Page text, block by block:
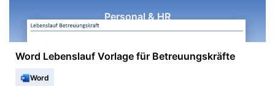
Personal & HR
Word Lebenslauf Vorlage für Betreuungskräfte
Word